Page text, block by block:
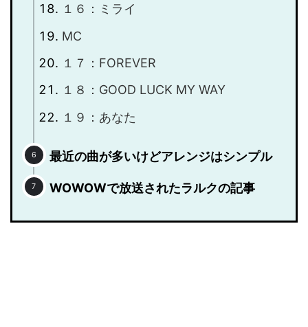
１６：ミライ
MC
１７：FOREVER
１８：GOOD LUCK MY WAY
１９：あなた
最近の曲が多いけどアレンジはシンプル
WOWOWで放送されたラルクの記事